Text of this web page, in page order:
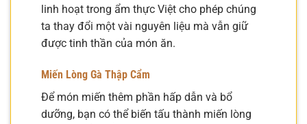
linh hoạt trong ẩm thực Việt cho phép chúng
ta thay đổi một vài nguyên liệu mà vẫn giữ
được tinh thần của món ăn.
Miến Lòng Gà Thập Cẩm
Để món miến thêm phần hấp dẫn và bổ
dưỡng, bạn có thể biến tấu thành miến lòng